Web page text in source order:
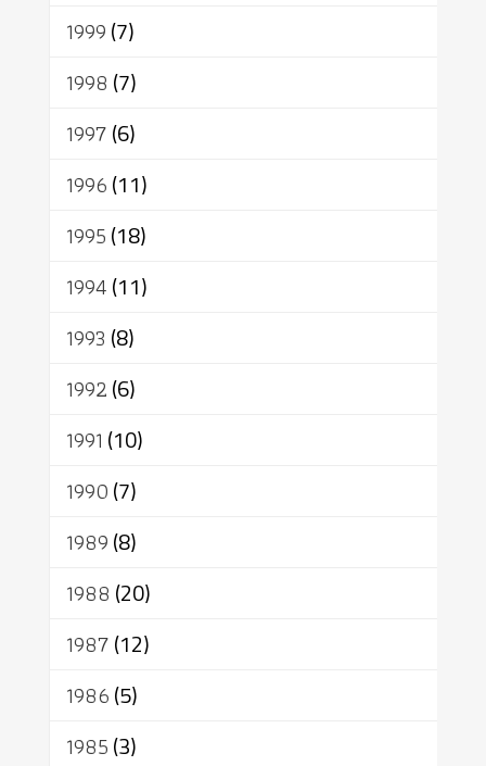
1999(7)
1998 (7)
1997(6)
1996(11)
1995(18)
1994(11)
1993 (8)
1992(6)
1991 (10)
1990(7)
1989(8)
1988 (20)
1987(12)
1986(5)
1985(3)